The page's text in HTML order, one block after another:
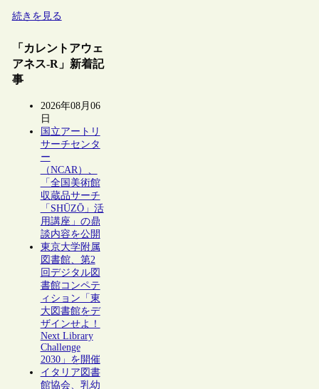
続きを見る
「カレントアウェ
アネス-R」新着記
事
2026年08月06
日
国立アートリ
サーチセンタ
ー
（NCAR）、
「全国美術館
収蔵品サーチ
「SHŪZŌ」活
用講座」の鼎
談内容を公開
東京大学附属
図書館、第2
回デジタル図
書館コンペテ
ィション「東
大図書館をデ
ザインせよ！
Next Library
Challenge
2030」を開催
イタリア図書
館協会、乳幼